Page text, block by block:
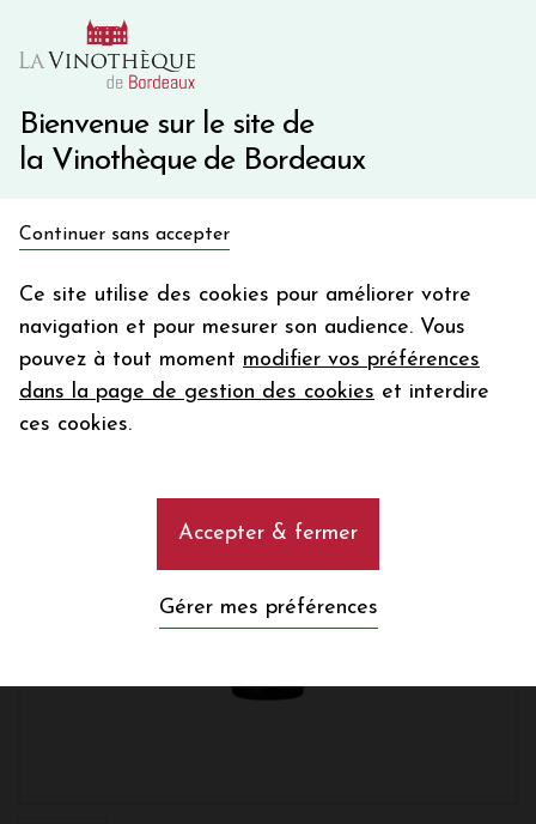
Bienvenue sur le site de
la Vinothèque de Bordeaux
Continuer sans accepter
Ce site utilise des cookies pour améliorer votre
navigation et pour mesurer son audience. Vous
pouvez à tout moment modifier vos préférences
dans la page de gestion des cookies et interdire
ces cookies.
Accepter & fermer
Gérer mes préférences
10€ de remise immédiate sur votre première commande
Une question ?
en bon d'achat
Votre
email
En m’abonnant, j’accepte de recevoir la newsletter de la